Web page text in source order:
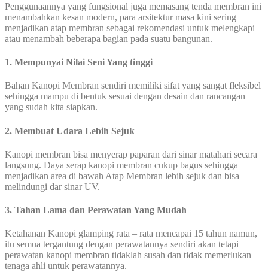
Penggunaannya yang fungsional juga memasang tenda membran ini
menambahkan kesan modern, para arsitektur masa kini sering
menjadikan atap membran sebagai rekomendasi untuk melengkapi
atau menambah beberapa bagian pada suatu bangunan.
1. Mempunyai Nilai Seni Yang tinggi
Bahan Kanopi Membran sendiri memiliki sifat yang sangat fleksibel
sehingga mampu di bentuk sesuai dengan desain dan rancangan
yang sudah kita siapkan.
2. Membuat Udara Lebih Sejuk
Kanopi membran bisa menyerap paparan dari sinar matahari secara
langsung. Daya serap kanopi membran cukup bagus sehingga
menjadikan area di bawah Atap Membran lebih sejuk dan bisa
melindungi dar sinar UV.
3. Tahan Lama dan Perawatan Yang Mudah
Ketahanan Kanopi glamping rata – rata mencapai 15 tahun namun,
itu semua tergantung dengan perawatannya sendiri akan tetapi
perawatan kanopi membran tidaklah susah dan tidak memerlukan
tenaga ahli untuk perawatannya.